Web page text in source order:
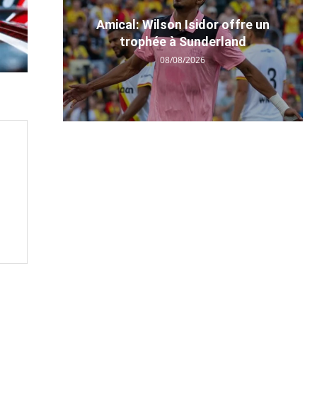
Amical: Wilson Isidor offre un
trophée à Sunderland
08/08/2026